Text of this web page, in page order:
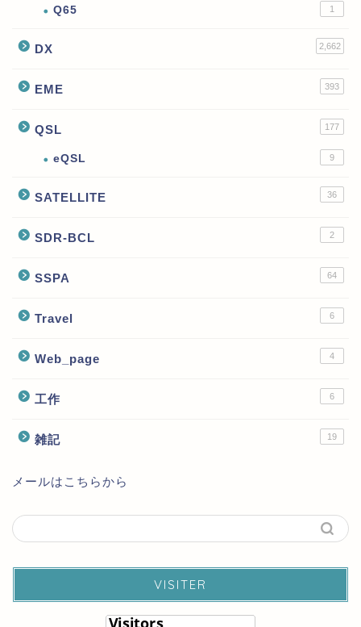
Q65 1
DX 2,662
EME 393
QSL 177
eQSL 9
SATELLITE 36
SDR-BCL 2
SSPA 64
Travel 6
Web_page 4
工作 6
雑記 19
メールはこちらから
VISITER